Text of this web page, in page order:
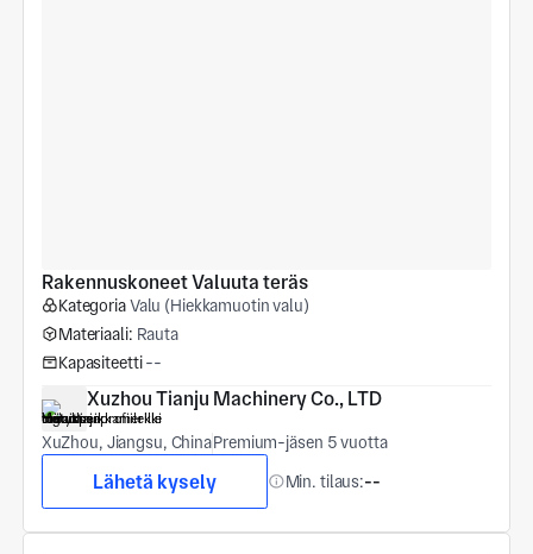
Rakennuskoneet Valuuta teräs
KategoriaValu (Hiekkamuotin valu)
Materiaali: Rauta
Kapasiteetti --
Xuzhou Tianju Machinery Co., LTD
XuZhou, Jiangsu, ChinaPremium-jäsen 5 vuotta
Lähetä kysely Min. tilaus:--